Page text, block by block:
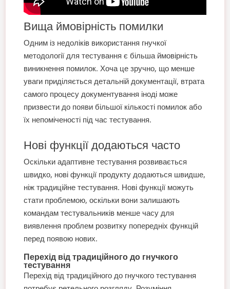
Вища ймовірність помилки
Одним із недоліків використання гнучкої
методології для тестування є більша ймовірність
виникнення помилок. Хоча це зручно, що менше
уваги приділяється детальній документації, втрата
самого процесу документування іноді може
призвести до появи більшої кількості помилок або
їх непоміченості під час тестування.
Нові функції додаються часто
Оскільки адаптивне тестування розвивається
швидко, нові функції продукту додаються швидше,
ніж традиційне тестування. Нові функції можуть
стати проблемою, оскільки вони залишають
командам тестувальників менше часу для
виявлення проблем розвитку попередніх функцій
перед появою нових.
Перехід від традиційного до гнучкого
тестування
Перехід від традиційного до гнучкого тестування